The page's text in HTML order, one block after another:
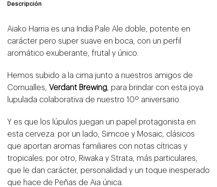
Descripción
Aiako Harria es una India Pale Ale doble, potente en
carácter pero super suave en boca, con un perfil
aromático exuberante, frutal y único.
Hemos subido a la cima junto a nuestros amigos de
Cornualles, Verdant Brewing, para brindar con esta joya
lupulada colaborativa de nuestro 10º aniversario.
Y es que los lúpulos juegan un papel protagonista en
esta cerveza: por un lado, Simcoe y Mosaic, clásicos
que aportan aromas familiares con notas cítricas y
tropicales; por otro, Riwaka y Strata, más particulares,
que le dan carácter, personalidad y un toque inesperado
que hace de Peñas de Aia única.